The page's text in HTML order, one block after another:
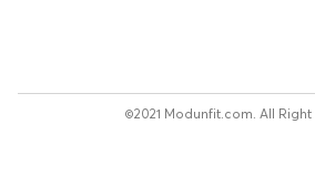
©2021 Modunfit.com. All Right